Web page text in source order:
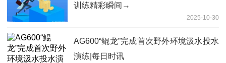
训练精彩瞬间→
2025-10-30
AG600“鲲龙”完成首次野外环境汲水投水
演练|每日时讯